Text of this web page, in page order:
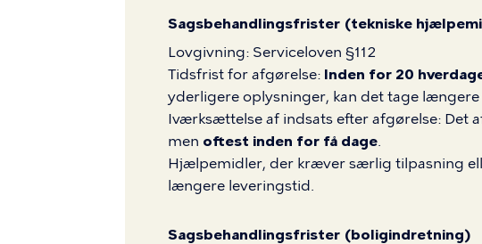
Sagsbehandlingsfrister (tekniske
Lovgivning: Serviceloven §112
Tidsfrist for afgørelse: Inden for 20
yderligere oplysninger, kan det tage længere
Iværksættelse af indsats efter afgørelse: Det
men oftest inden for få dage.
Hjælpemidler, der kræver særlig tilpasning
længere leveringstid.
Sagsbehandlingsfrister (boligindretning)